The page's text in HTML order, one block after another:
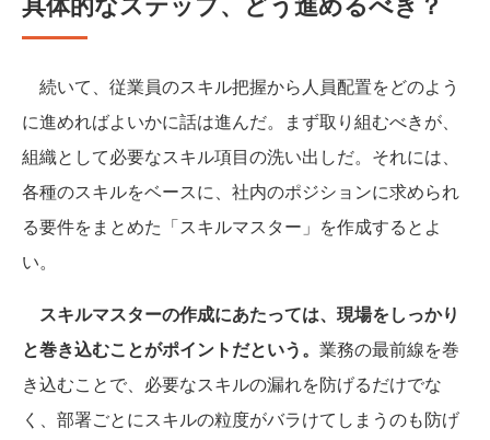
続いて、従業員のスキル把握から人員配置をどのよう
に進めればよいかに話は進んだ。まず取り組むべきが、
組織として必要なスキル項目の洗い出しだ。それには、
各種のスキルをベースに、社内のポジションに求められ
る要件をまとめた「スキルマスター」を作成するとよ
い。
スキルマスターの作成にあたっては、現場をしっかり
と巻き込むことがポイントだという。 業務の最前線を巻
き込むことで、必要なスキルの漏れを防げるだけでな
く、部署ごとにスキルの粒度がバラけてしまうのも防げ